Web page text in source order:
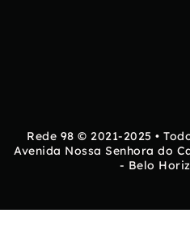
Rede 98 © 2021-2025 •
Avenida Nossa Senhora do
- Belo